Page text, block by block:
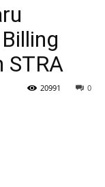
STRA
0
20991